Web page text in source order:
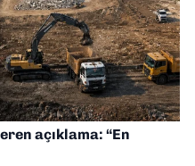
açıklama: “En